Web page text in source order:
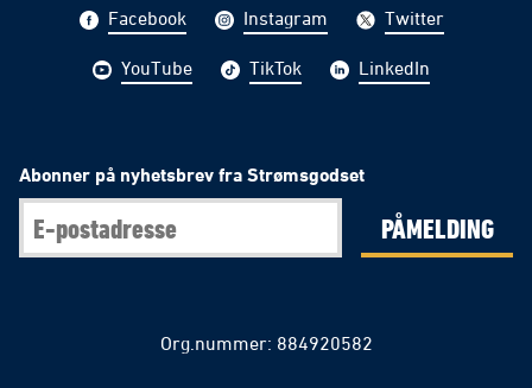
Facebook Instagram Twitter
YouTube TikTok LinkedIn
Abonner på nyhetsbrev fra Strømsgodset
PÅMELDING
Org.nummer: 884920582